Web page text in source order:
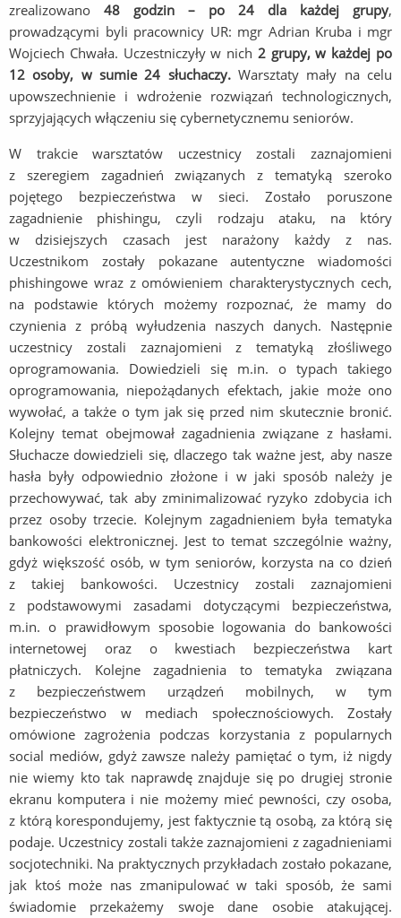
zrealizowano 48 godzin – po 24 dla każdej grupy,
prowadzącymi byli pracownicy UR: mgr Adrian Kruba i mgr
Wojciech Chwała. Uczestniczyły w nich 2 grupy, w każdej po
12 osoby, w sumie 24 słuchaczy.Warsztaty mały na celu
upowszechnienie i wdrożenie rozwiązań technologicznych,
sprzyjających włączeniu się cybernetycznemu seniorów.
W trakcie warsztatów uczestnicy zostali zaznajomieni
z szeregiem zagadnień związanych z tematyką szeroko
pojętego bezpieczeństwa w sieci. Zostało poruszone
zagadnienie phishingu, czyli rodzaju ataku, na który
w dzisiejszych czasach jest narażony każdy z nas.
Uczestnikom zostały pokazane autentyczne wiadomości
phishingowe wraz z omówieniem charakterystycznych cech,
na podstawie których możemy rozpoznać, że mamy do
czynienia z próbą wyłudzenia naszych danych. Następnie
uczestnicy zostali zaznajomieni z tematyką złośliwego
oprogramowania. Dowiedzieli się m.in. o typach takiego
oprogramowania, niepożądanych efektach, jakie może ono
wywołać, a także o tym jak się przed nim skutecznie bronić.
Kolejny temat obejmował zagadnienia związane z hasłami.
Słuchacze dowiedzieli się, dlaczego tak ważne jest, aby nasze
hasła były odpowiednio złożone i w jaki sposób należy je
przechowywać, tak aby zminimalizować ryzyko zdobycia ich
przez osoby trzecie. Kolejnym zagadnieniem była tematyka
bankowości elektronicznej. Jest to temat szczególnie ważny,
gdyż większość osób, w tym seniorów, korzysta na co dzień
z takiej bankowości. Uczestnicy zostali zaznajomieni
z podstawowymi zasadami dotyczącymi bezpieczeństwa,
m.in. o prawidłowym sposobie logowania do bankowości
internetowej oraz o kwestiach bezpieczeństwa kart
płatniczych. Kolejne zagadnienia to tematyka związana
z bezpieczeństwem urządzeń mobilnych, w tym
bezpieczeństwo w mediach społecznościowych. Zostały
omówione zagrożenia podczas korzystania z popularnych
social mediów, gdyż zawsze należy pamiętać o tym, iż nigdy
nie wiemy kto tak naprawdę znajduje się po drugiej stronie
ekranu komputera i nie możemy mieć pewności, czy osoba,
z którą korespondujemy, jest faktycznie tą osobą, za którą się
podaje. Uczestnicy zostali także zaznajomieni z zagadnieniami
socjotechniki. Na praktycznych przykładach zostało pokazane,
jak ktoś może nas zmanipulować w taki sposób, że sami
świadomie przekażemy swoje dane osobie atakującej.